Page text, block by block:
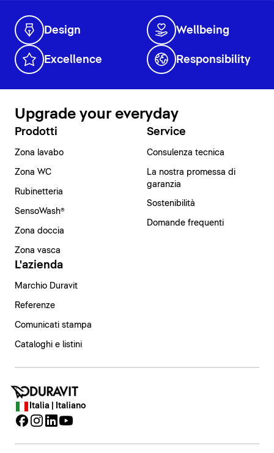
Design Wellbeing
Excellence Responsibility
Upgrade your everyday
Prodotti
Zona lavabo
Zona WC
Rubinetteria
SensoWash®
Zona doccia
Zona vasca
Service
Consulenza tecnica
La nostra promessa di
garanzia
Sostenibilità
Domande frequenti
L'azienda
Marchio Duravit
Referenze
Comunicati stampa
Cataloghi e listini
Italia | Italiano